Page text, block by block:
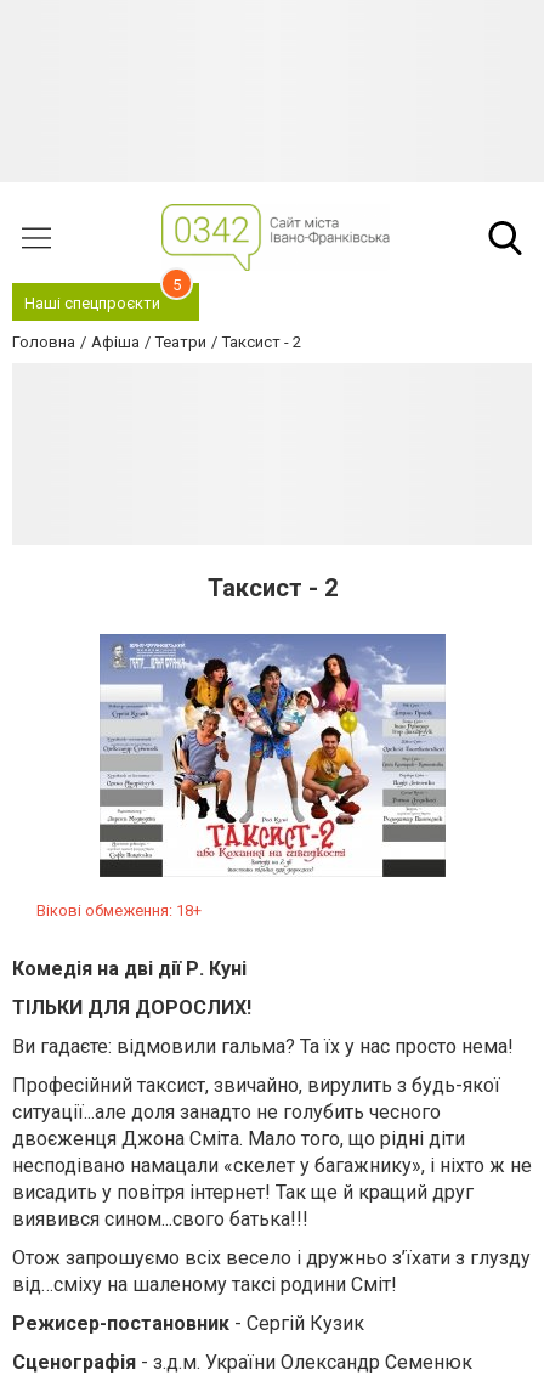
Наші спецпроєкти
5
Головна Афіша Театри Таксист - 2
Таксист - 2
Вікові обмеження: 18+
Комедія на дві дії Р. Куні
ТІЛЬКИ ДЛЯ ДОРОСЛИХ!
Ви гадаєте: відмовили гальма? Та їх у нас просто нема!
Професійний таксист, звичайно, вирулить з будь-якої
ситуації...але доля занадто не голубить чесного
двоєженця Джона Сміта. Мало того, що рідні діти
несподівано намацали «скелет у багажнику», і ніхто ж не
висадить у повітря інтернет! Так ще й кращий друг
виявився сином...свого батька!!!
Отож запрошуємо всіх весело і дружньо з’їхати з глузду
від…сміху на шаленому таксі родини Сміт!
Режисер-постановник - Сергій Кузик
Сценографія - з.д.м. України Олександр Семенюк